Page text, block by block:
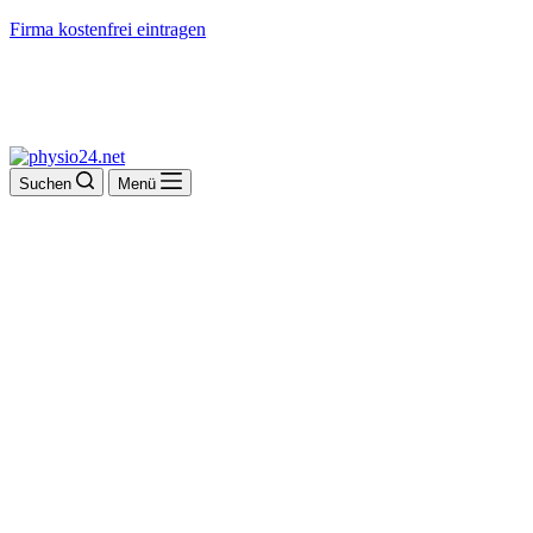
Firma kostenfrei eintragen
Suchen Menü